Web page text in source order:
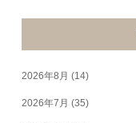
2026年8月 (14)
2026年7月 (35)